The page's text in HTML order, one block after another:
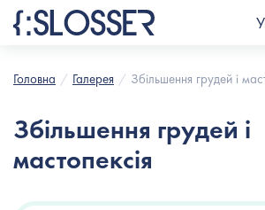
Головна Галерея Збільшення грудей і
Збільшення грудей і
мастопексія